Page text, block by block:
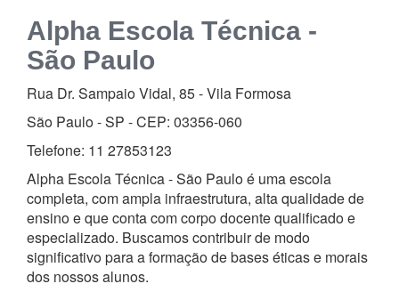
Alpha Escola Técnica -
São Paulo
Rua Dr. Sampaio Vidal, 85-Vila Formosa
São Paulo - SP - CEP: 03356-060
Telefone: 11 27853123
Alpha Escola Técnica - São Paulo é uma escola
completa, com ampla infraestrutura, alta qualidade de
ensino e que conta com corpo docente qualificado e
especializado. Buscamos contribuir de modo
significativo para a formação de bases éticas e morais
dos nossos alunos.